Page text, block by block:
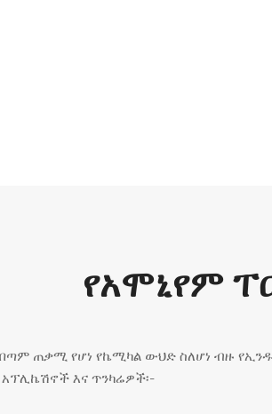
የአሞኒየም
ጠቃሚ የሆነ የኬሚካል ውህድ ስለሆነ ብዙ
እና ጥንካሬዎች፡-